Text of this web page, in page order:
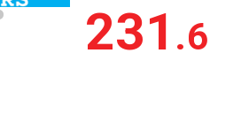
231 .6